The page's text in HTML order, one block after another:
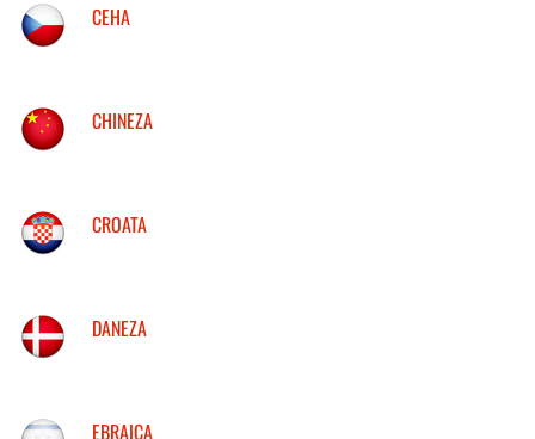
CEHA
CHINEZA
CROATA
DANEZA
EBRAICA